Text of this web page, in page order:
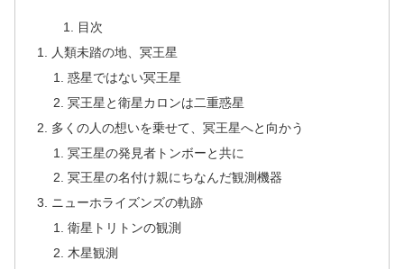
目次
人類未踏の地、冥王星
惑星ではない冥王星
冥王星と衛星カロンは二重惑星
多くの人の想いを乗せて、冥王星へと向かう
冥王星の発見者トンボーと共に
冥王星の名付け親にちなんだ観測機器
ニューホライズンズの軌跡
衛星トリトンの観測
木星観測